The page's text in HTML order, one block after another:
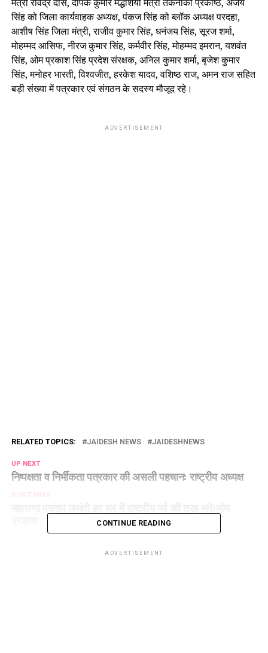
सिंह को जिला कार्यवाहक अध्यक्ष, पंकज सिंह को ब्लॉक अध्यक्ष परदहा,
आशीष सिंह जिला मंत्री, राजीव कुमार सिंह, धनंजय सिंह, सूरज शर्मा,
मोहम्मद आसिफ, नीरज कुमार सिंह, कर्मवीर सिंह, मोहम्मद इमरान, यशवंत
सिंह, ओम प्रकाश सिंह प्रदेश संरक्षक, अनिल कुमार शर्मा, बृजेश कुमार
सिंह, मनोहर भारती, विश्वजीत, हरकेश यादव, वशिष्ठ राज, अमन राज सहित
बड़ी संख्या में पत्रकार एवं संगठन के सदस्य मौजूद रहे।
ADVERTISEMENT
RELATED TOPICS: JAIDESH NEWS JAIDESHNEWS
UP NEXT
निष्पक्षता व निर्भीकता पत्रकार की असली पहचान: राष्ट्रीय अध्यक्ष
DON'T MISS
CONTINUE READING
ADVERTISEMENT